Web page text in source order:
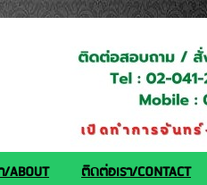
/ABOUT ติดต่อเรา/CONTACT